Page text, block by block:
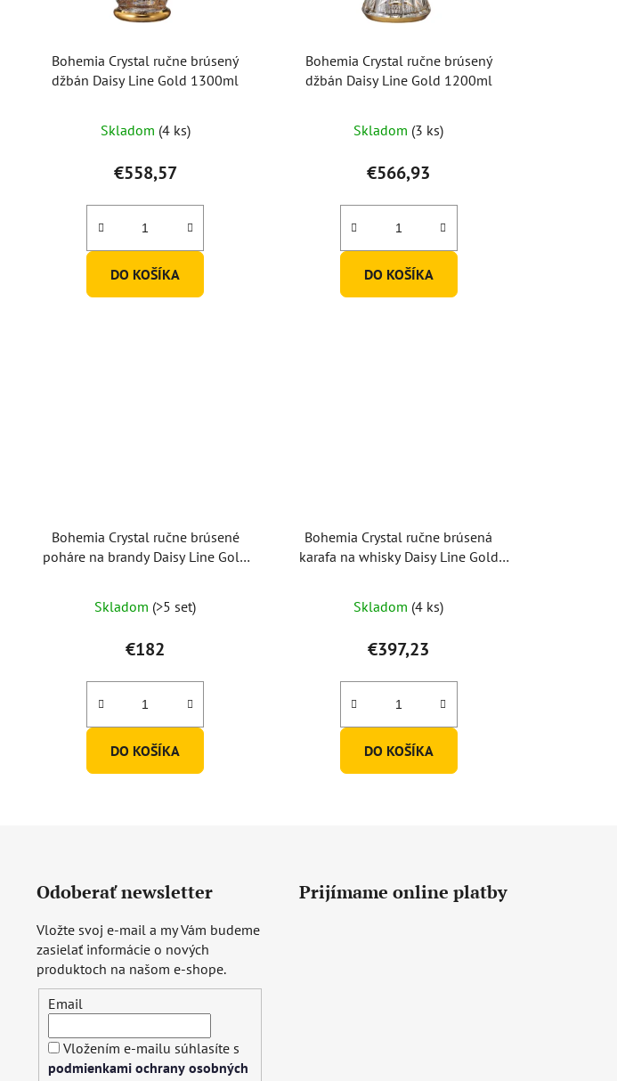
Bohemia Crystal ručne brúsený
džbán Daisy Line Gold 1300ml
Skladom (4 ks)
€558,57
DO KOŠÍKA
Bohemia Crystal ručne brúsený
džbán Daisy Line Gold 1200ml
Skladom (3 ks)
€566,93
DO KOŠÍKA
Bohemia Crystal ručne brúsené
poháre na brandy Daisy Line Gold
Skladom (>5 set)
€182
DO KOŠÍKA
Bohemia Crystal ručne brúsená
karafa na whisky Daisy Line Gold
Skladom (4 ks)
€397,23
DO KOŠÍKA
Odoberať newsletter
Vložte svoj e-mail a my Vám budeme
zasielať informácie o nových
produktoch na našom e-shope.
Email
Vložením e-mailu súhlasíte s
podmienkami ochrany osobných
Prijímame online platby